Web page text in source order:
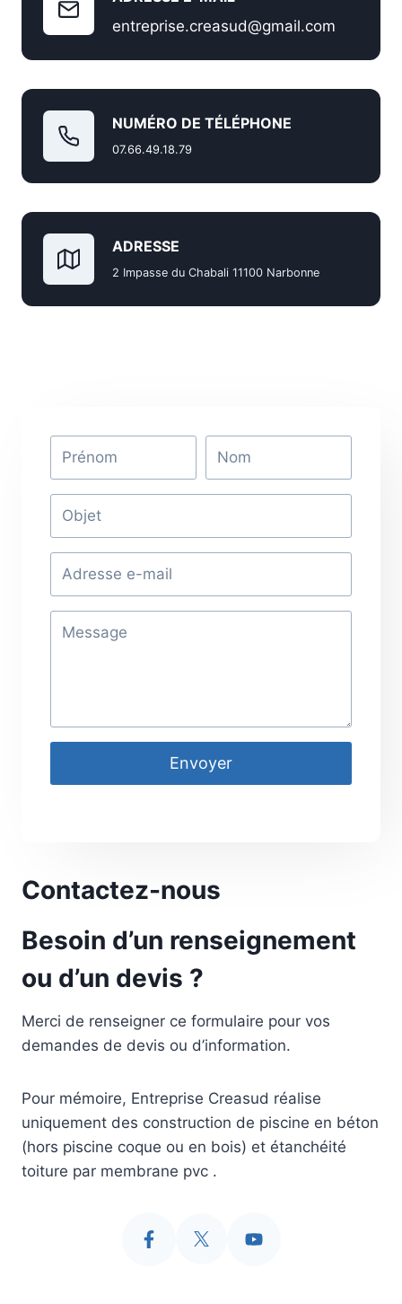
entreprise.creasud@gmail.com
NUMÉRO DE TÉLÉPHONE
07.66.49.18.79
ADRESSE
2 Impasse du Chabali 11100 Narbonne
Envoyer
Contactez-nous
Besoin d’un renseignement
ou d’un devis ?
Merci de renseigner ce formulaire pour vos
demandes de devis ou d’information.
Pour mémoire, Entreprise Creasud réalise
uniquement des construction de piscine en béton
(hors piscine coque ou en bois) et étanchéité
toiture par membrane pvc .